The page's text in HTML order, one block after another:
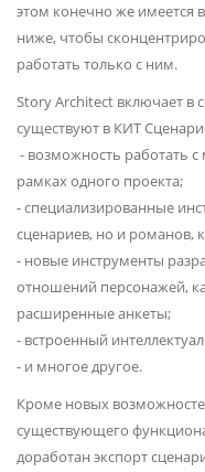
этом конечно же имеется
ниже, чтобы
работать только с ним.
Story Architect включает в
существуют в КИТ
- возможность работать
рамках одного проекта;
- специализированные
сценариев, но и романов,
- новые инструменты
отношений персонажей,
расширенные анкеты;
- встроенный
- и многое другое.
Кроме новых
существующего
доработан экспорт